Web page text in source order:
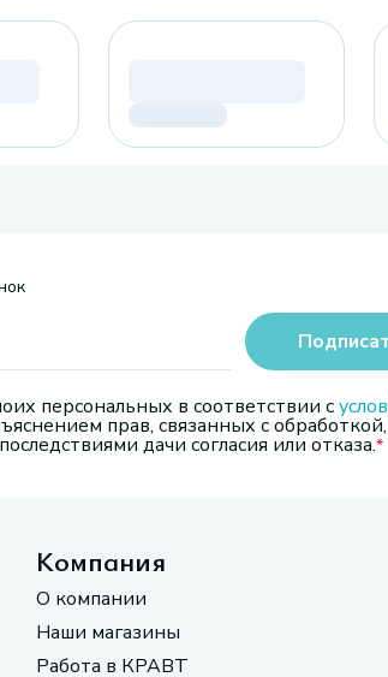
персональных в соответствии с
прав, связанных с обработкой,
дачи согласия или отказа.
Компания
О компании
Наши магазины
Работа в КРАВТ